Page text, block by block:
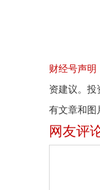
财经号声明
资建议。投
有文章和图
网友评